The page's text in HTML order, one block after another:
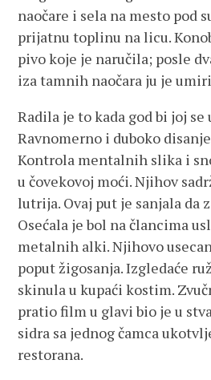
naočare i sela na mesto pod
prijatnu toplinu na licu.
pivo koje je naručila; posle
iza tamnih naočara ju je
Radila je to kada god bi joj
Ravnomerno i duboko
Kontrola mentalnih slika i
u čovekovoj moći. Njihov
lutrija. Ovaj put je sanjala da
Osećala je bol na člancima
metalnih alki. Njihovo
poput žigosanja. Izgledaće
skinula u kupaći kostim.
pratio film u glavi bio je u
sidra sa jednog čamca
restorana.